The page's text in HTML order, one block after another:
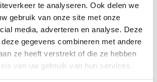
te analyseren. Ook delen we
gebruik van onze site met onze
media, adverteren en analyse. Deze
gegevens combineren met andere
ze heeft verstrekt of die ze hebben
van uw gebruik van hun services.
Waitomo Caves |
Zeeland